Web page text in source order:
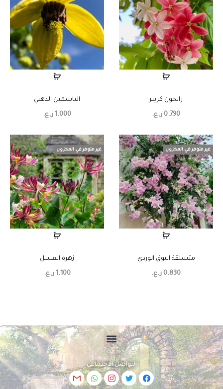
رانجون كريبر
0.790 ر.ع.
الياسمين الذهبي
1.000 ر.ع.
غير متوفر في المخزون
متسلقة البوق الوردي
0.830 ر.ع.
غير متوفر في المخزون
زهرة العسل
1.100 ر.ع.
التواصل الاجتماعي